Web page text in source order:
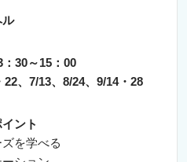
：30～15：00
、 7/13、8/24、9/14・28
ント
を学べる